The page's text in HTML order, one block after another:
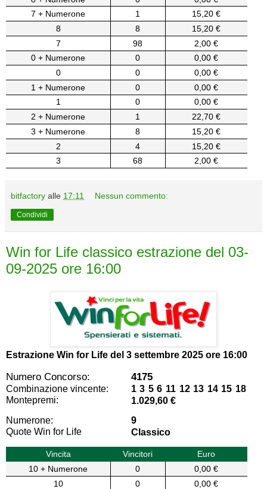
7 + Numerone
1
15,20 €
8
8
15,20 €
7
98
2,00 €
0 + Numerone
0
0,00 €
0
0
0,00 €
1 + Numerone
0
0,00 €
1
0
0,00 €
2 + Numerone
1
22,70 €
3 + Numerone
8
15,20 €
2
4
15,20 €
3
68 2,00 €
bitfactory alle 17:11 Nessun commento:
Condividi
Win for Life classico estrazione del 03-
09-2025 ore 16:00
Estrazione Win for Life del 3 settembre 2025 ore 16:00
Numero Concorso: 4175
Combinazione vincente:
1 3 5 6 11 12 13 14 15 18
Montepremi:
1.029,60 €
Numerone:
9
Quote Win for Life
Classico
Vincita Vincitori
Euro
10 + Numerone
0
0,00 €
10
0
0,00 €